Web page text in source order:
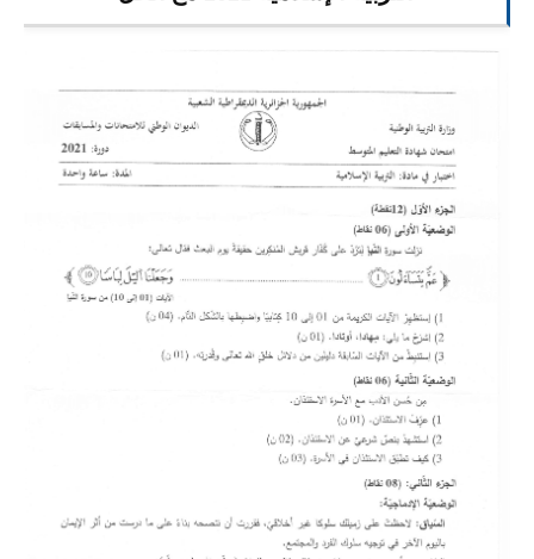
السنة الرابعة متوسط
شهادة التعليم المتوسط
بنك الفروض و الاختبارات
محفظة الأستاذ
بنك مذكرات الاستاذ
بنك التوزيعات الشهرية
دفاتر استاذ التعليم الابتدائي
بحوث اللغة العربية